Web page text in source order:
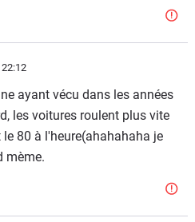
ayant vécu dans les années
les voitures roulent plus vite
80 à l'heure(ahahahaha je
mème.